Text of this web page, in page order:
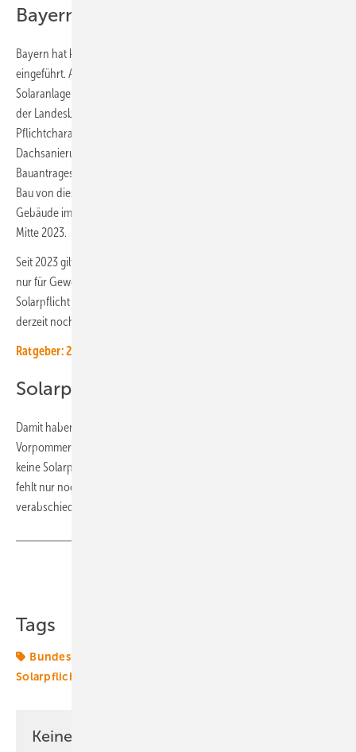
Bayern geht Sonderweg
Bayern hat keine konkrete Verpflichtung zum Bau einer Solaranlage
eingeführt. Allerdings sollten die Bauherren auf ihrem Neubau eine
Solaranlage planen und betreiben. Diese Regelung im Paragraf 44a
der Landesbauordnung hat mehr einen Empfehlungs- denn einen
Pflichtcharakter. Dies gilt seit 1. Januar 2025 und auch bei
Dachsanierungen. Entscheidend ist hier der Eingang des jeweiligen
Bauantrages. Wurde dieser vor dem Jahreswechsel gestellt, bleibt der
Bau von dieser Empfehlung befreit. Für Gewerbegebäude und
Gebäude im Besitz des Freistaats gilt diese Empfehlung bereits seit
Mitte 2023.
Seit 2023 gilt auch in Schleswig-Holstein eine Solarpflicht – allerdings
nur für Gewerbegebäude. Für Wohngebäude ist die Einführung einer
Solarpflicht für Anfang 2026 geplant. Das dazugehörige Gesetz hängt
derzeit noch im Landtag fest.
Ratgeber: 250 Tipps für solaren Eigenstrom
Solarpflicht fehlt vor allem im Osten
Damit haben nur die ostdeutschen Bundesländer Mecklenburg-
Vorpommern, Sachsen, Sachsen-Anhalt und Thüringen bisher noch
keine Solarpflichten eingeführt oder geplant. Im Westen der Republik
fehlt nur noch das Saarland, das bisher keine Solarpflicht
verabschiedet hat. (su)
Tags
Bundesländer
Solarpflicht
Keine Zeit? Kein Problem mit dem ERE